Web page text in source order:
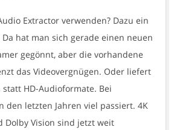
Extractor verwenden? Dazu ein
hat man sich gerade einen neuen
gegönnt, aber die vorhandene
das Videovergnügen. Oder liefert
HD-Audioformate. Bei
den letzten Jahren viel passiert. 4K
Dolby Vision sind jetzt weit